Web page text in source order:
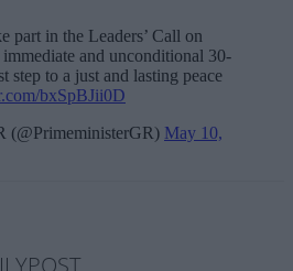
part in the Leaders’ Call on
and unconditional 30-
step to a just and lasting peace
bxSpBJii0D
May 10,